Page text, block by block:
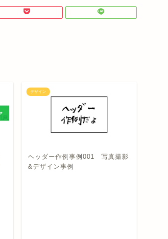
デザイン
ヘッダー作例事例001 写真撮影
&デザイン事例